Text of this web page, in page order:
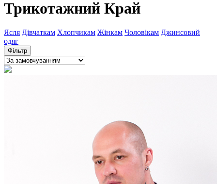
Трикотажний Край
Ясля Дівчаткам Хлопчикам Жінкам Чоловікам Джинсовий
одяг
Фільтр